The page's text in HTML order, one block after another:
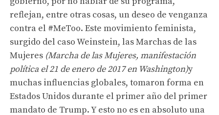
reflejan, entre otras cosas, un deseo de venganza
contra el #MeToo. Este movimiento feminista,
surgido del caso Weinstein, las Marchas de las
Mujeres (Marcha de las Mujeres, manifestación
política el 21 de enero de 2017 en Washington)y
muchas influencias globales, tomaron forma en
Estados Unidos durante el primer año del primer
mandato de Trump. Y esto no es en absoluto una